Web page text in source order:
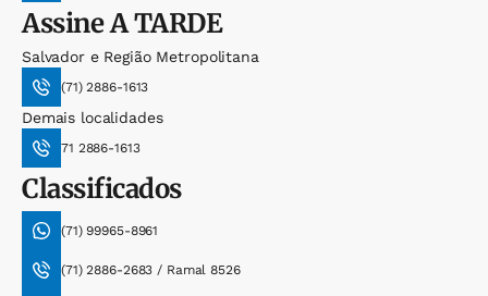
AssineA TARDE
Salvador e Região Metropolitana
(71) 2886-1613
Demais localidades
71 2886-1613
Classificados
(71) 99965-8961
(71) 2886-2683 / Ramal 8526